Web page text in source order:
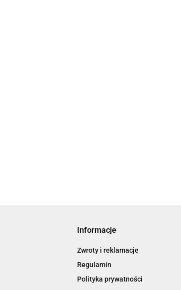
Informacje
Zwroty i reklamacje
Regulamin
Polityka prywatności